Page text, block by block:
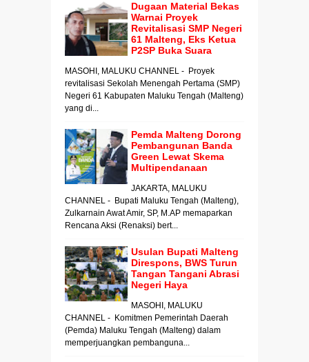
Dugaan Material Bekas
Warnai Proyek
Revitalisasi SMP Negeri
61 Malteng, Eks Ketua
P2SP Buka Suara
MASOHI, MALUKU CHANNEL - Proyek
revitalisasi Sekolah Menengah Pertama (SMP)
Negeri 61 Kabupaten Maluku Tengah (Malteng)
yang di...
Pemda Malteng Dorong
Pembangunan Banda
Green Lewat Skema
Multipendanaan
JAKARTA, MALUKU
CHANNEL - Bupati Maluku Tengah (Malteng),
Zulkarnain Awat Amir, SP, M.AP memaparkan
Rencana Aksi (Renaksi) bert...
Usulan Bupati Malteng
Direspons, BWS Turun
Tangan Tangani Abrasi
Negeri Haya
MASOHI, MALUKU
CHANNEL - Komitmen Pemerintah Daerah
(Pemda) Maluku Tengah (Malteng) dalam
memperjuangkan pembanguna...